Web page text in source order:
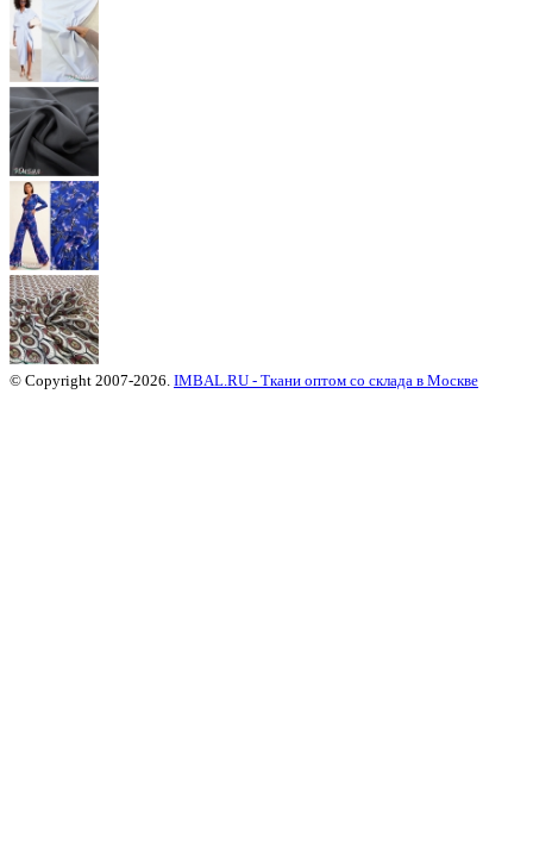
© Copyright 2007-2026. IMBAL.RU - Ткани оптом со склада в Москве